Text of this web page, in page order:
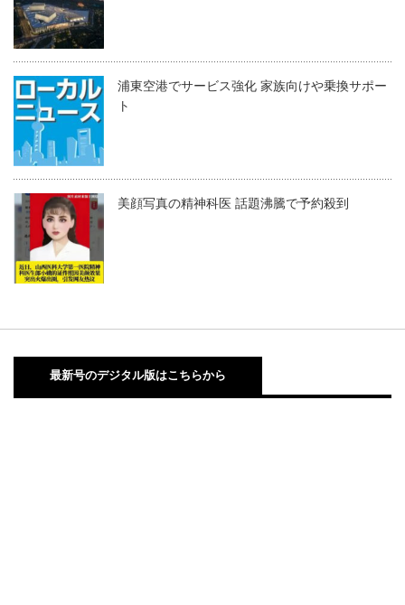
浦東空港でサービス強化 家族向けや乗換サポー
ト
美顔写真の精神科医 話題沸騰で予約殺到
最新号のデジタル版はこちらから